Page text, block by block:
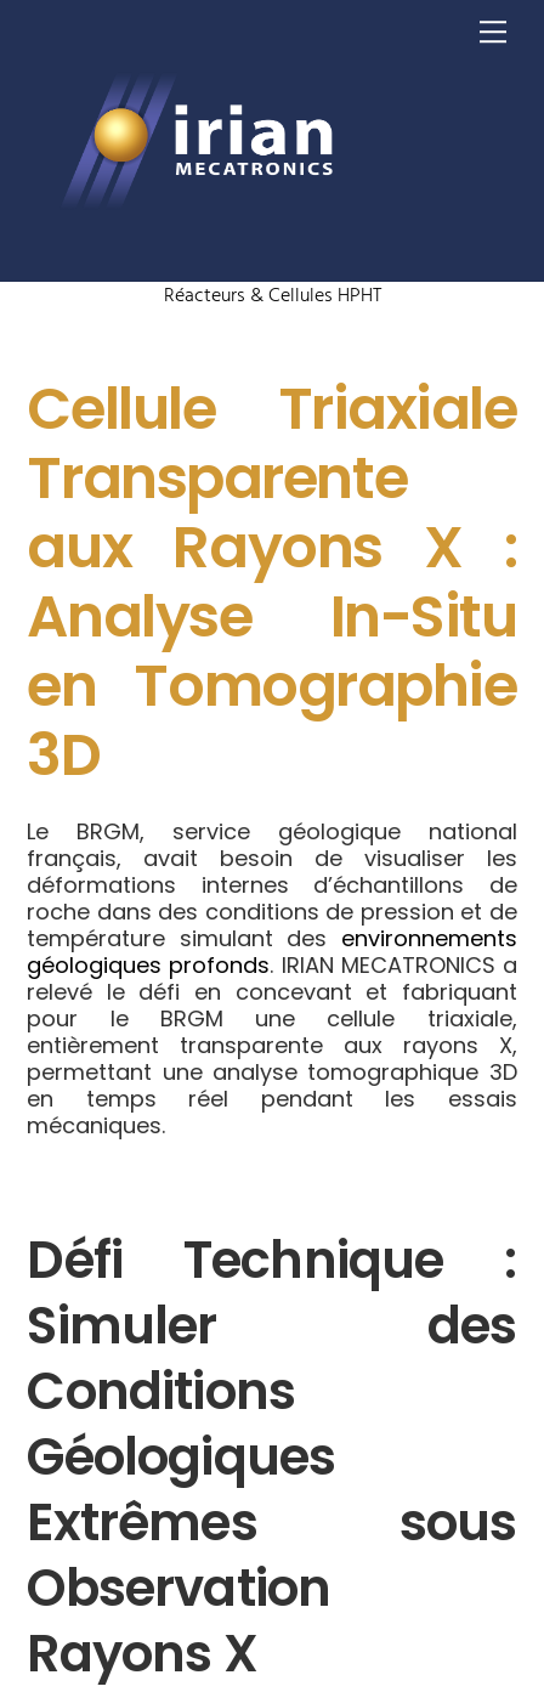
Réacteurs & Cellules HPHT
Cellule Triaxiale
Transparente
aux Rayons X :
Analyse In-Situ
en Tomographie
3D
Le BRGM, service géologique national
français, avait besoin de visualiser les
déformations internes d’échantillons de
roche dans des conditions de pression et de
température simulant des environnements
géologiques profonds. IRIAN MECATRONICS a
relevé le défi en concevant et fabriquant
pour le BRGM une cellule triaxiale,
entièrement transparente aux rayons X,
permettant une analyse tomographique 3D
en temps réel pendant les essais
mécaniques.
Défi Technique :
Simuler des
Conditions
Géologiques
Extrêmes sous
Observation
Rayons X